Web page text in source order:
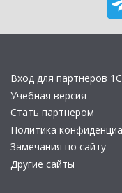
Вход для партнеров 1С
Учебная версия
Стать партнером
Политика
Замечания по сайту
Другие сайты